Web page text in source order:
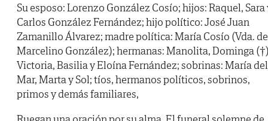
Su esposo: Lorenzo González Cosío; hijos: Raquel, Sara
Carlos González Fernández; hijo político: José Juan
Zamanillo Álvarez; madre política: María Cosío (Vda. de
Marcelino González); hermanas: Manolita, Dominga
Victoria, Basilia y Eloína Fernández; sobrinas: María del
Mar, Marta y Sol; tíos, hermanos políticos, sobrinos,
primos y demás familiares,